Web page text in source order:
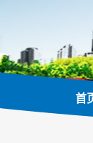
首